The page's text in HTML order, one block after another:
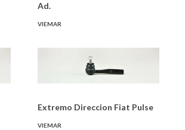
Ad.
VIEMAR
Extremo Direccion Fiat Pulse
VIEMAR